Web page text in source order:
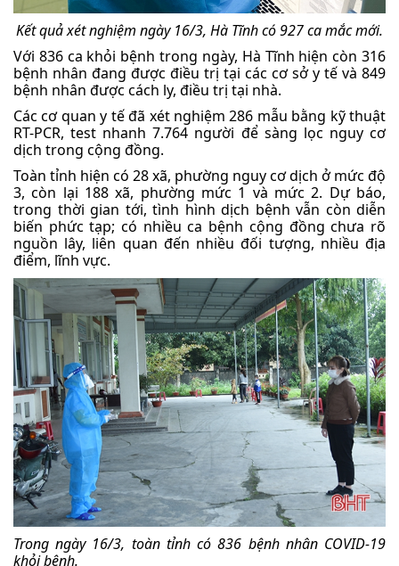
Kết quả xét nghiệm ngày 16/3, Hà Tĩnh có 927 ca mắc mới.
Với 836 ca khỏi bệnh trong ngày, Hà Tĩnh hiện còn 316
bệnh nhân đang được điều trị tại các cơ sở y tế và 849
bệnh nhân được cách ly, điều trị tại nhà.
Các cơ quan y tế đã xét nghiệm 286 mẫu bằng kỹ thuật
RT-PCR, test nhanh 7.764 người để sàng lọc nguy cơ
dịch trong cộng đồng.
Toàn tỉnh hiện có 28 xã, phường nguy cơ dịch ở mức độ
3, còn lại 188 xã, phường mức 1 và mức 2. Dự báo,
trong thời gian tới, tình hình dịch bệnh vẫn còn diễn
biến phức tạp; có nhiều ca bệnh cộng đồng chưa rõ
nguồn lây, liên quan đến nhiều đối tượng, nhiều địa
điểm, lĩnh vực.
Trong ngày 16/3, toàn tỉnh có 836 bệnh nhân COVID-19
khỏi bệnh.